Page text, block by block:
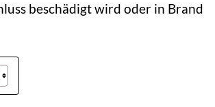
beschädigt wird oder in Brand